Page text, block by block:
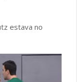
estava no